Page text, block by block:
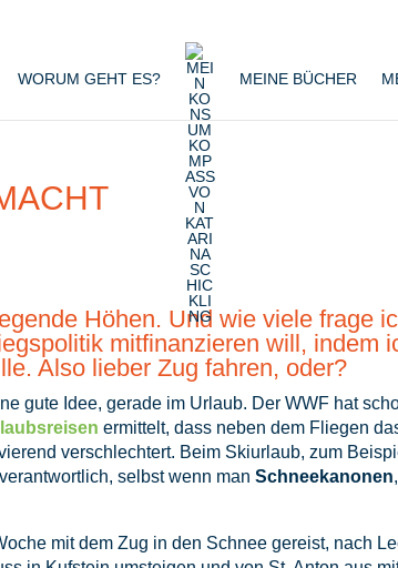
WORUM GEHT ES? MEINE BÜCHER
Höhen. Und wie viele frage
mitfinanzieren will, indem
Also lieber Zug fahren, oder?
gute Idee, gerade im Urlaub. Der WWF hat
ermittelt, dass neben dem Fliegen
verschlechtert. Beim Skiurlaub, zum
verantwortlich, selbst wenn manSchneekanonen,
mit dem Zug in den Schnee gereist, nach